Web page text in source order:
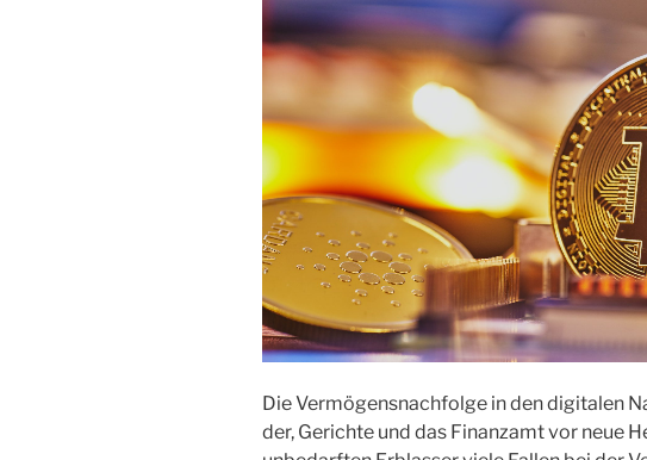
Die Ver­mö­gens­nach­fol­ge in den digi­ta­len
der, Gerich­te und das Finanz­amt vor neue